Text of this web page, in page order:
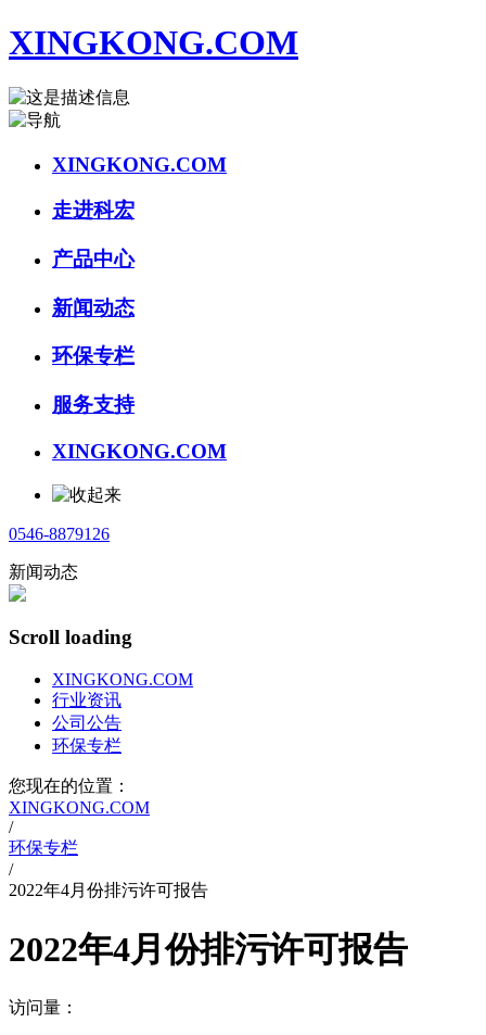
XINGKONG.COM
XINGKONG.COM
走进科宏
产品中心
新闻动态
环保专栏
服务支持
XINGKONG.COM
0546-8879126
新闻动态
Scroll loading
XINGKONG.COM
行业资讯
公司公告
环保专栏
您现在的位置：
XINGKONG.COM
/
环保专栏
/
2022年4月份排污许可报告
2022年4月份排污许可报告
访问量：